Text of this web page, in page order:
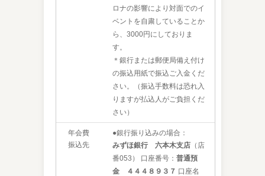
ロナの影響により対面でのイ
ベントを自粛していることか
ら、3000円にしておりま
す。
＊銀行または郵便局備え付け
の振込用紙で振込ご入金くだ
さい。（振込手数料は恐れ入
りますが払込人がご負担くだ
さい）
年会費
振込先
●銀行振り込みの場合：
みずほ銀行 六本木支店 （店
番053） 口座番号： 普通預
金 ４４４８９３７ 口座名